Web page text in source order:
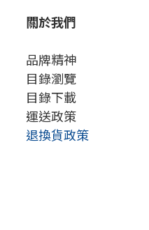
關於我們
品牌精神
目錄瀏覽
目錄下載
運送政策
退換貨政策